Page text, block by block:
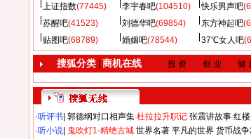
上证指数(77445) 李宇春吧(104510) 快乐男声吧
苏醒吧(41523) 刘德华吧(69854) 东方神起吧
贴图吧(68789) 婚姻吧(78544) 37℃女人吧
搜狐分类| 商机在线 投 资 创 业 健
·听评书 郭德纲对口相声集 杜拉拉升职记 张震讲故事 红
·听小说 鬼吹灯1-精绝古城 世界名著 平凡的世界 货币战争